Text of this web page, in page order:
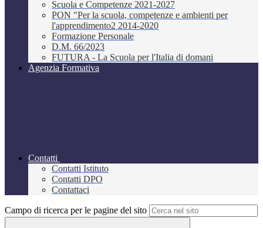
Scuola e Competenze 2021-2027
PON "Per la scuola, competenze e ambienti per
l'apprendimento2 2014-2020
Formazione Personale
D.M. 66/2023
FUTURA - La Scuola per l'Italia di domani
Agenzia Formativa
Contatti
Contatti Istituto
Contatti DPO
Contattaci
Campo di ricerca per le pagine del sito